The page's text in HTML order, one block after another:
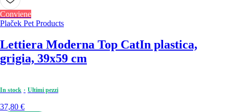
Conviene
Plaček Pet Products
Lettiera Moderna Top CatIn plastica,
grigia, 39x59 cm
In stock Ultimi pezzi
37,80 €